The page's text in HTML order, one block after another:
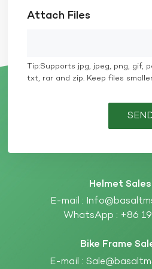
Attach Files
Tip:Supports jpg, jpeg, png, gif,
txt, rar and zip. Keep files
Helmet
E-mail :
WhatsApp : +86
Bike Frame
E-mail :